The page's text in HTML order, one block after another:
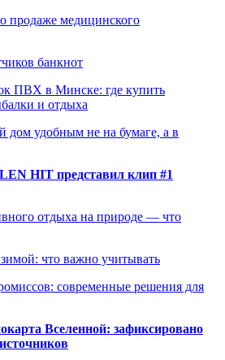
продаже медицинского
банкнот
ПВХ в Минске: где купить
и отдыха
дом удобным не на бумаге, а в
HIT представил клип #1
отдыха на природе — что
что важно учитывать
современные решения для
Вселенной: зафиксировано